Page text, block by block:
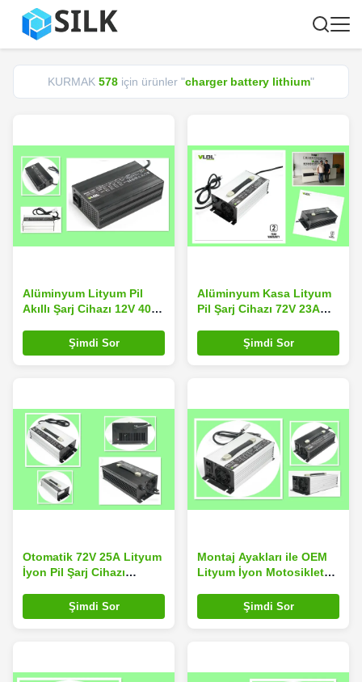
KURMAK 578 için ürünler "charger battery lithium"
Alüminyum Lityum Pil
Akıllı Şarj Cihazı 12V 40A
Boyut 230 × 135 × 70 mm
Şimdi Sor
Alüminyum Kasa Lityum
Pil Şarj Cihazı 72V 23A
Yüksek Verimlilik
Şimdi Sor
Otomatik 72V 25A Lityum
İyon Pil Şarj Cihazı
Şimdi Sor
Montaj Ayakları ile OEM
Lityum İyon Motosiklet
Max 69.7VŞimdi Sor